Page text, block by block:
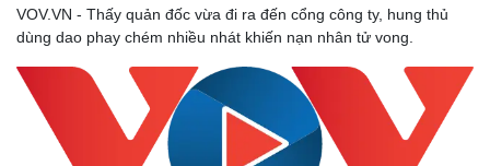
Doanh nhân
Vì cộng đồng
Trải nghiệm
Chuyển đổi số
VOV.VN - Thấy quản đốc vừa đi ra đến cổng công ty, hung thủ
dùng dao phay chém nhiều nhát khiến nạn nhân tử vong.